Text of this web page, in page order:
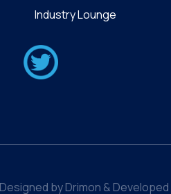
Industry Lounge
by Drimon &